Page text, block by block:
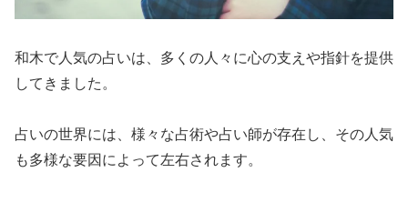
和木で人気の占いは、多くの人々に心の支えや指針を提供
してきました。
占いの世界には、様々な占術や占い師が存在し、その人気
も多様な要因によって左右されます。